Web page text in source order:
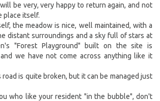
be very, very happy to return again, and not
place itself.
the meadow is nice, well maintained, with a
distant surroundings and a sky full of stars at
"Forest Playground" built on the site is
we have not come across anything like it
road is quite broken, but it can be managed just
who like your resident "in the bubble", don't